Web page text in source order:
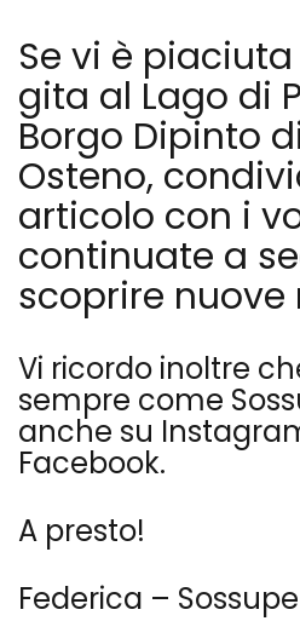
Se vi è
gita al Lago di
Borgo Dipinto
Osteno,
articolo con i
continuate a
scoprire nuove
Vi ricordo inoltre
sempre come
anche su
Facebook.
A presto!
Federica –